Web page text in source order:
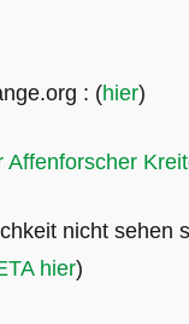
: (hier)
Affenforscher
nicht sehen
hier)